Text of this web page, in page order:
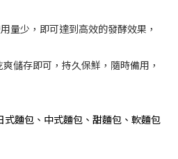
量少，即可達到高效的發酵效果，
儲存即可，持久保鮮，隨時備用，
麵包、中式麵包、甜麵包、軟麵包